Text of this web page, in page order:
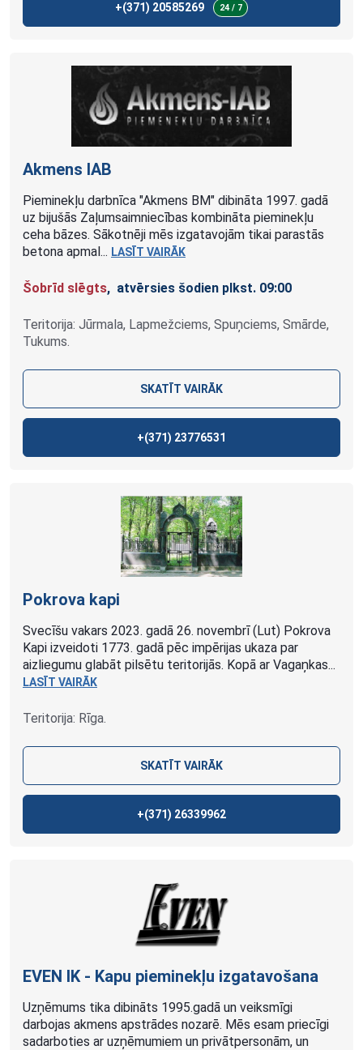
+(371) 20585269 24 / 7
Akmens IAB
Pieminekļu darbnīca "Akmens BM" dibināta 1997. gadā
uz bijušās Zaļumsaimniecības kombināta pieminekļu
ceha bāzes. Sākotnēji mēs izgatavojām tikai parastās
betona apmal... LASĪT VAIRĀK
Šobrīd slēgts, atvērsies šodien plkst. 09:00
Teritorija: Jūrmala, Lapmežciems, Spuņciems, Smārde,
Tukums.
SKATĪT VAIRĀK
+(371) 23776531
Pokrova kapi
Svecīšu vakars 2023. gadā 26. novembrī (Lut) Pokrova
Kapi izveidoti 1773. gadā pēc impērijas ukaza par
aizliegumu glabāt pilsētu teritorijās. Kopā ar Vagaņkas...
LASĪT VAIRĀK
Teritorija: Rīga.
SKATĪT VAIRĀK
+(371) 26339962
EVEN IK - Kapu pieminekļu izgatavošana
Uzņēmums tika dibināts 1995.gadā un veiksmīgi
darbojas akmens apstrādes nozarē. Mēs esam priecīgi
sadarboties ar uzņēmumiem un privātpersonām, un